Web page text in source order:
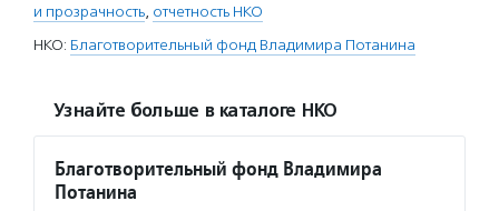
и прозрачность, отчетность НКО
НКО: Благотворительный фонд Владимира Потанина
Узнайте больше в каталоге НКО
Благотворительный фонд Владимира
Потанина